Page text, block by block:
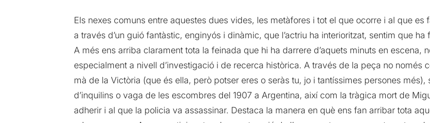
Els nexes comuns entre aquestes dues vides, les metàfores i tot el que ocorre i al que
a través d’un guió fantàstic, enginyós i dinàmic, que l’actriu ha interioritzat, sentim que
A més ens arriba clarament tota la feinada que hi ha darrere d’aquets minuts en escena,
especialment a nivell d’investigació i de recerca històrica. A través de la peça no només
mà de la Victòria (que és ella, però potser eres o seràs tu, jo i tantíssimes persones
d’inquilins o vaga de les escombres del 1907 a Argentina, així com la tràgica mort de
adherir i al que la policia va assassinar. Destaca la manera en què ens fan arribar tota